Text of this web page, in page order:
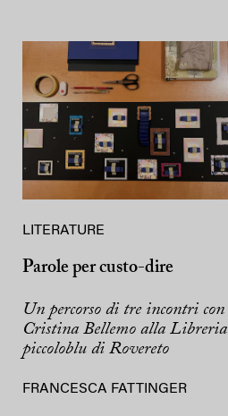
LITERATURE
Parole per custo-dire
Un percorso di tre incontri con
Cristina Bellemo alla Libreria
piccoloblu di Rovereto
FRANCESCA FATTINGER